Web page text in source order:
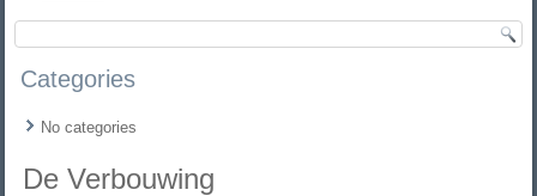
Categories
No categories
De Verbouwing